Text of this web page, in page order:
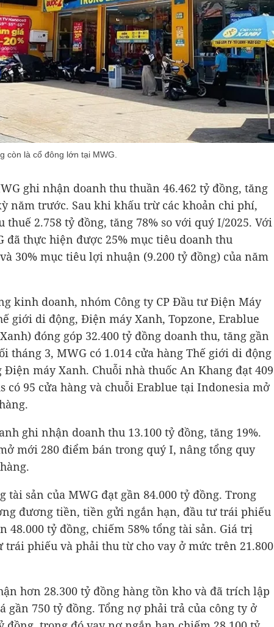
còn là cổ đông lớn tại MWG.
ghi nhận doanh thu thuần 46.462 tỷ đồng, tăng
năm trước. Sau khi khấu trừ các khoản chi phí,
thuế 2.758 tỷ đồng, tăng 78% so với quý I/2025. Với
đã thực hiện được 25% mục tiêu doanh thu
30% mục tiêu lợi nhuận (9.200 tỷ đồng) của năm
kinh doanh, nhóm Công ty CP Đầu tư Điện Máy
giới di động, Điện máy Xanh, Topzone, Erablue
đóng góp 32.400 tỷ đồng doanh thu, tăng gần
tháng 3, MWG có 1.014 cửa hàng Thế giới di động
Điện máy Xanh. Chuỗi nhà thuốc An Khang đạt 409
có 95 cửa hàng và chuỗi Erablue tại Indonesia mở
ghi nhận doanh thu 13.100 tỷ đồng, tăng 19%.
mới 280 điểm bán trong quý I, nâng tổng quy
tài sản của MWG đạt gần 84.000 tỷ đồng. Trong
đương tiền, tiền gửi ngắn hạn, đầu tư trái phiếu
48.000 tỷ đồng, chiếm 58% tổng tài sản. Giá trị
trái phiếu và phải thu từ cho vay ở mức trên 21.800
hơn 28.300 tỷ đồng hàng tồn kho và đã trích lập
gần 750 tỷ đồng. Tổng nợ phải trả của công ty ở